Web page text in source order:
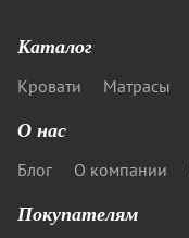
Каталог
Кровати Матрасы
О нас
Блог О компании
Покупателям